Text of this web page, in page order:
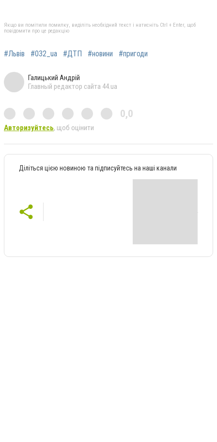
Якщо ви помітили помилку, виділіть необхідний текст і натисніть Ctrl + Enter, щоб
повідомити про це редакцію
#Львів #032_ua #ДТП #новини #пригоди
Галицький Андрій
Главный редактор сайта 44.ua
0,0
Авторизуйтесь, щоб оцінити
Діліться цією новиною та підписуйтесь на наші канали